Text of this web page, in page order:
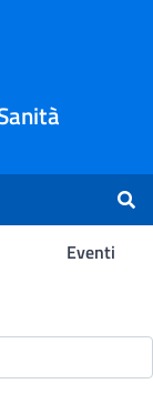
Eventi
-